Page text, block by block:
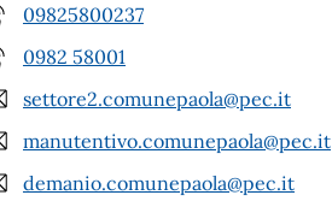
09825800237
0982 58001
settore2.comunepaola@pec.it
manutentivo.comunepaola@pec.it
demanio.comunepaola@pec.it